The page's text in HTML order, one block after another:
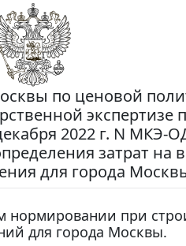
по ценовой
экспертизе
2022 г. N МКЭ-
затрат на
для города
при
для города Москвы.